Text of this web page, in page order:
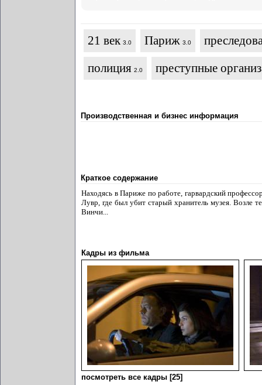
21 век 3.0 Париж 3.0
полиция 2.0 преступные
Производственная и бизнес информация
Краткое содержание
Находясь в Париже по работе, гарвардский
Лувр, где был убит старый хранитель музея. Возле
Винчи...
Кадры из фильма
посмотреть все кадры [25]